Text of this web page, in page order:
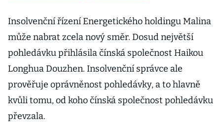
Insolvenční řízení Energetického holdingu Malina
může nabrat zcela nový směr. Dosud největší
pohledávku přihlásila čínská společnost Haikou
Longhua Douzhen. Insolvenční správce ale
prověřuje oprávněnost pohledávky, a to hlavně
kvůli tomu, od koho čínská společnost pohledávku
převzala.